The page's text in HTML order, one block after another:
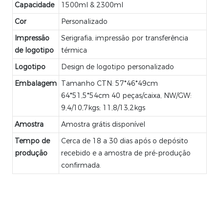
Capacidade
1500ml & 2300ml
Cor
Personalizado
Impressão
de logotipo
Serigrafia, impressão por transferência
térmica
Logotipo
Design de logotipo personalizado
Embalagem Tamanho CTN: 57*46*49cm
64*51,5*54cm 40 peças/caixa, NW/GW:
9,4/10,7kgs; 11,8/13,2kgs
Amostra
Amostra grátis disponível
Tempo de
produção
Cerca de 18 a 30 dias após o depósito
recebido e a amostra de pré-produção
confirmada.